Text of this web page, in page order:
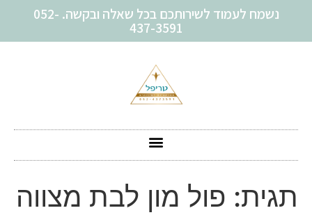
נשמח לעמוד לשירותכם בכל שאלה ובקשה. 052-
437-3591
תגית: פול מון לבת מצווה